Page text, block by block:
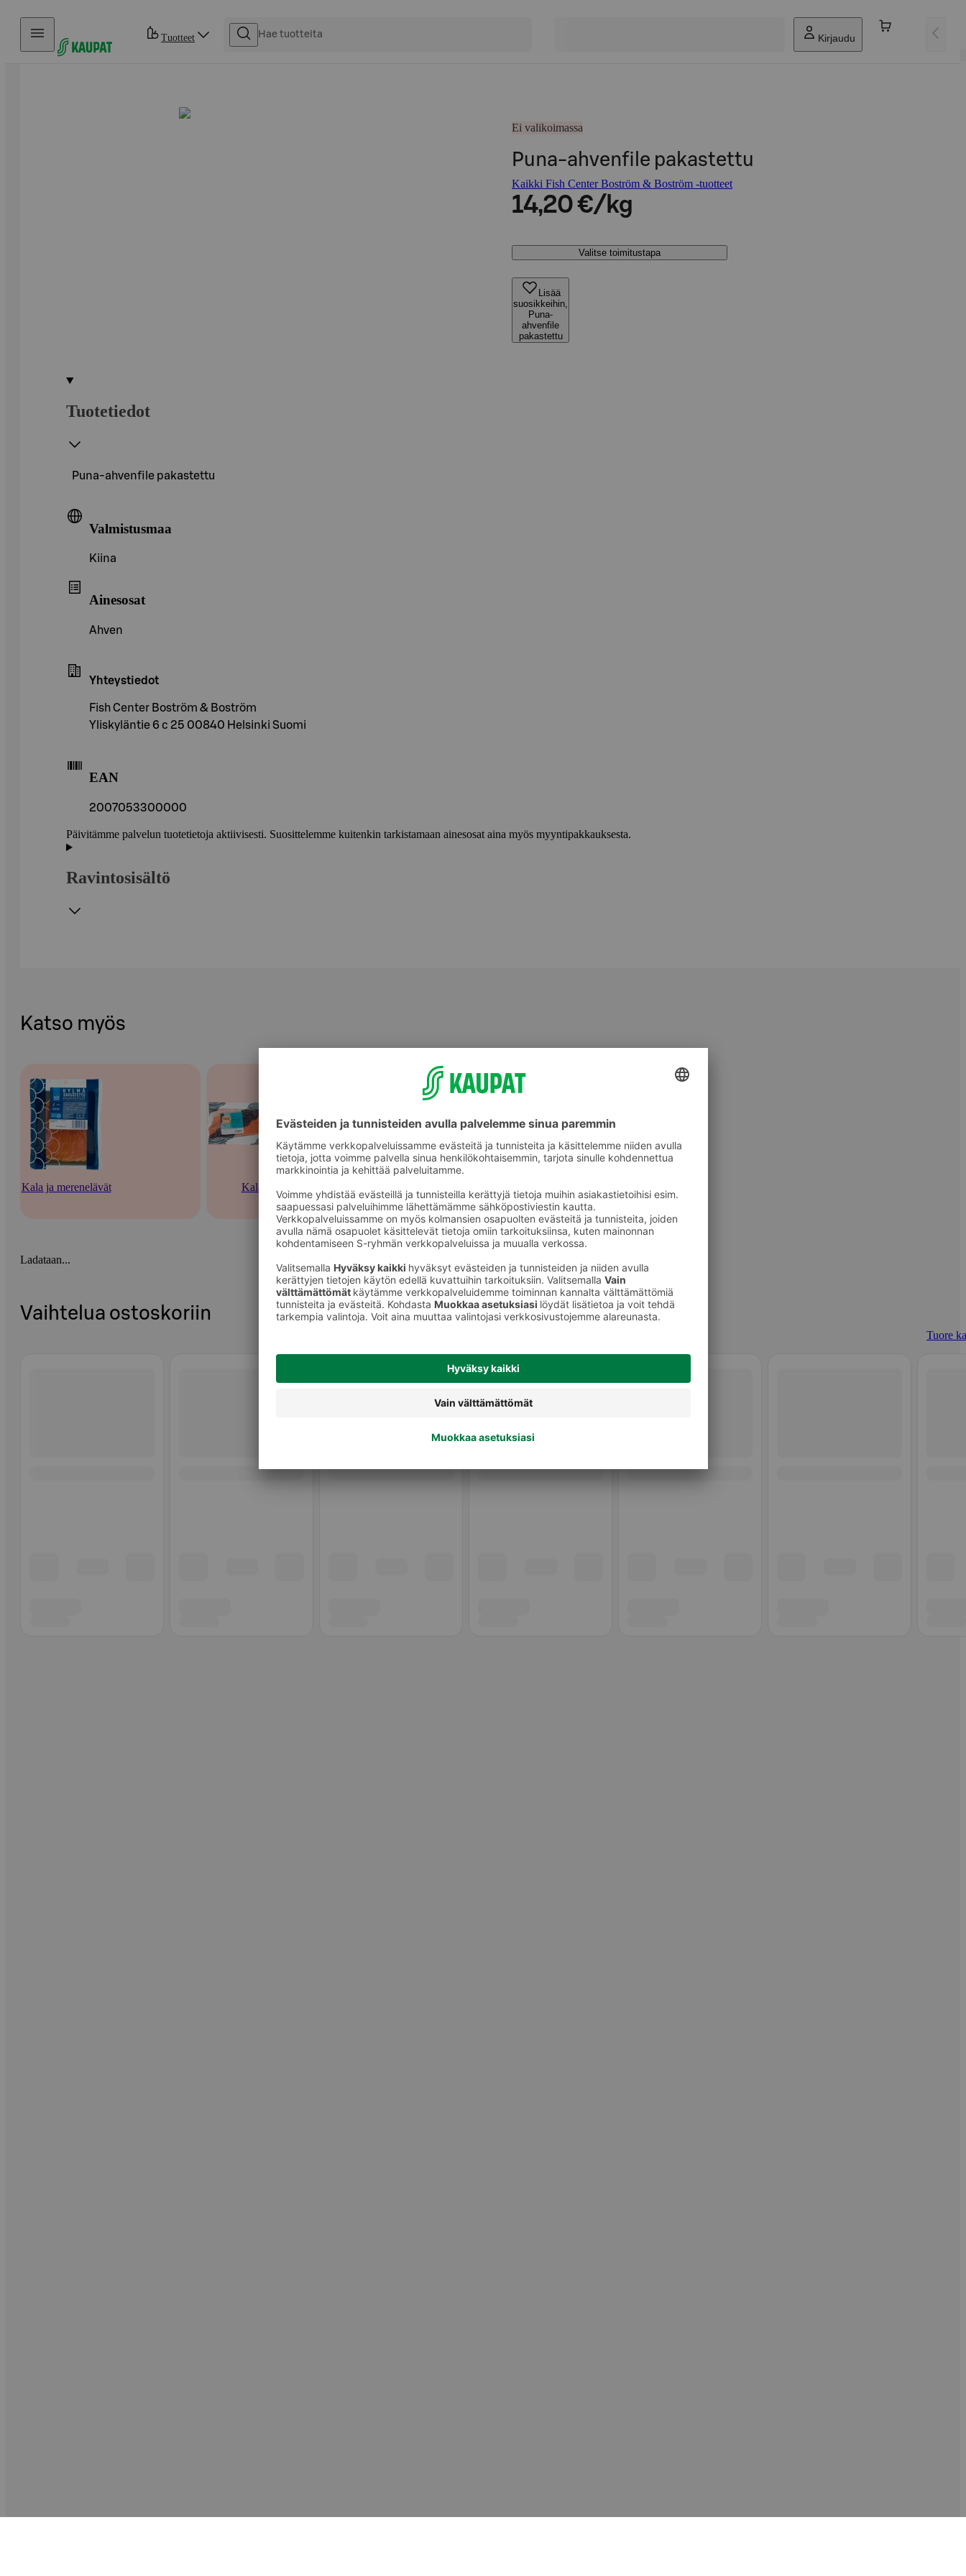
Hyppää sisältöön
Tuotteet Kirjaudu
Ei valikoimassa
Puna-ahvenfile pakastettu
Kaikki Fish Center Boström & Boström -tuotteet
14,20 €/kg
Valitse toimitustapa
Lisää
suosikkeihin,
Puna-
ahvenfile
pakastettu
Tuotetiedot
Puna-ahvenfile pakastettu
Valmistusmaa
Kiina
Ainesosat
Ahven
Yhteystiedot
Fish Center Boström & Boström
Yliskyläntie 6 c 25 00840 Helsinki Suomi
EAN
2007053300000
Päivitämme palvelun tuotetietoja aktiivisesti. Suosittelemme kuitenkin tarkistamaan ainesosat aina myös myyntipakkauksesta.
Ravintosisältö
Katso myös
Kala ja merenelävät Kala
Ladataan...
Vaihtelua ostoskoriin
Tuore